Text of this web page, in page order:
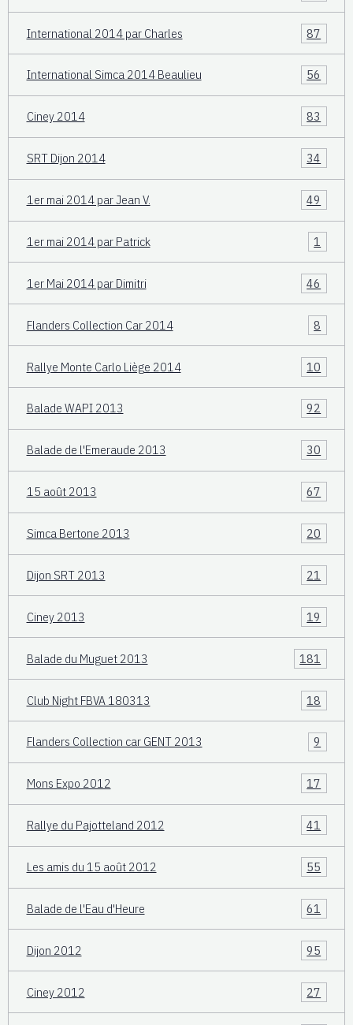
International 2014 par Charles 87
International Simca 2014 Beaulieu 56
Ciney 2014 83
SRT Dijon 2014 34
1er mai 2014 par Jean V. 49
1er mai 2014 par Patrick 1
1er Mai 2014 par Dimitri 46
Flanders Collection Car 2014 8
Rallye Monte Carlo Liège 2014 10
Balade WAPI 2013 92
Balade de l'Emeraude 2013 30
15 août 2013 67
Simca Bertone 2013 20
Dijon SRT 2013 21
Ciney 2013 19
Balade du Muguet 2013 181
Club Night FBVA 180313 18
Flanders Collection car GENT 2013 9
Mons Expo 2012 17
Rallye du Pajotteland 2012 41
Les amis du 15 août 2012 55
Balade de l'Eau d'Heure 61
Dijon 2012 95
Ciney 2012 27